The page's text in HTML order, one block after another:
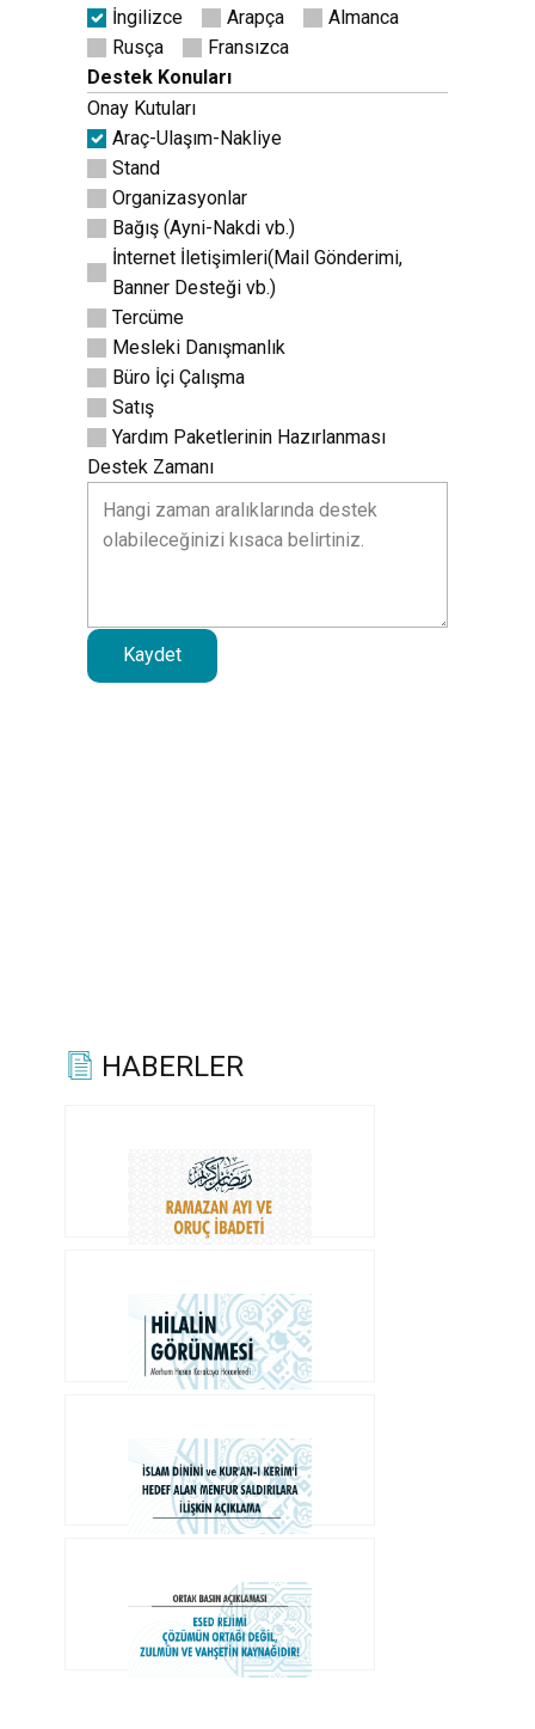
İngilizce
Arapça
Almanca
Rusça
Fransızca
Destek Konuları
Onay Kutuları
Araç-Ulaşım-Nakliye
Stand
Organizasyonlar
Bağış (Ayni-Nakdi vb.)
İnternet İletişimleri(Mail Gönderimi,
Banner Desteği vb.)
Tercüme
Mesleki Danışmanlık
Büro İçi Çalışma
Satış
Yardım Paketlerinin Hazırlanması
Destek Zamanı
Kaydet
HABERLER